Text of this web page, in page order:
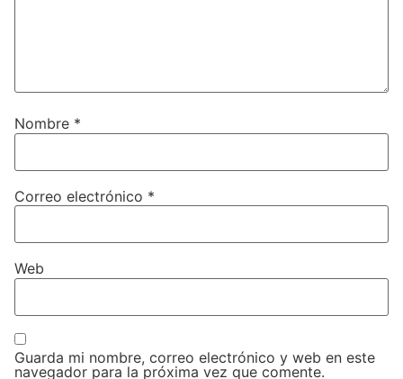
Nombre *
Correo electrónico *
Web
Guarda mi nombre, correo electrónico y web en este
navegador para la próxima vez que comente.